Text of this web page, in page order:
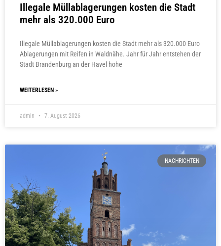
Illegale Müllablagerungen kosten die Stadt
mehr als 320.000 Euro
Illegale Müllablagerungen kosten die Stadt mehr als 320.000 Euro
Ablagerungen mit Reifen in Waldnähe. Jahr für Jahr entstehen der
Stadt Brandenburg an der Havel hohe
WEITERLESEN »
admin 7. August 2026
NACHRICHTEN